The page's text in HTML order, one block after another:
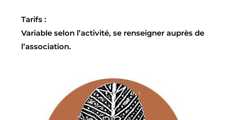
Tarifs :
Variable selon l’activité, se renseigner auprès de
l’association.